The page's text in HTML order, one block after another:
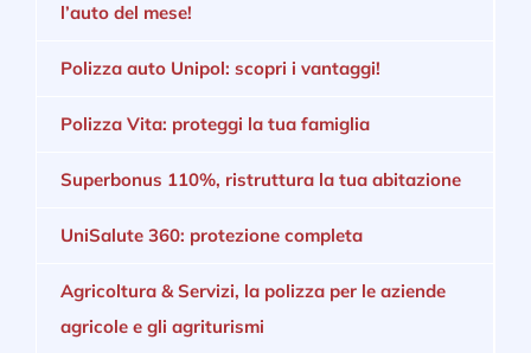
l’auto del mese!
Polizza auto Unipol: scopri i vantaggi!
Polizza Vita: proteggi la tua famiglia
Superbonus 110%, ristruttura la tua abitazione
UniSalute 360: protezione completa
Agricoltura & Servizi, la polizza per le aziende
agricole e gli agriturismi